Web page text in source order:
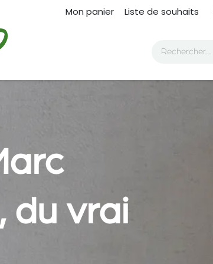
Mon panier Liste de souhaits
du vrai